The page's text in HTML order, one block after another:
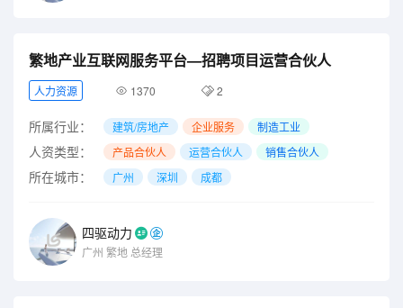
繁地产业互联网服务平台—招聘项目运营合伙人
人力资源 1370 2
所属行业： 建筑/房地产 企业服务 制造工业
人资类型： 产品合伙人 运营合伙人 销售合伙人
所在城市： 广州 深圳 成都
四驱动力
广州 繁地 总经理